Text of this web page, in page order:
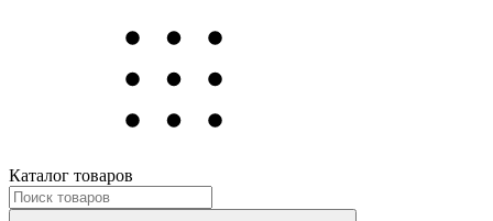
Каталог товаров